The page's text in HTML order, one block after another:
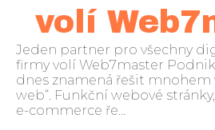
volí
Jeden partner pro všechny
firmy volí Web7master
dnes znamená řešit mnohem
web“. Funkční webové
e-commerce ře...